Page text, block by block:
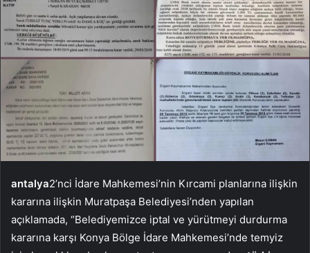
antalya2’nci İdare Mahkemesi’nin Kırcami planlarına ilişkin
kararına ilişkin Muratpaşa Belediyesi’nden yapılan
açıklamada, “Belediyemizce iptal ve yürütmeyi durdurma
kararına karşı Konya Bölge İdare Mahkemesi’nde temyiz